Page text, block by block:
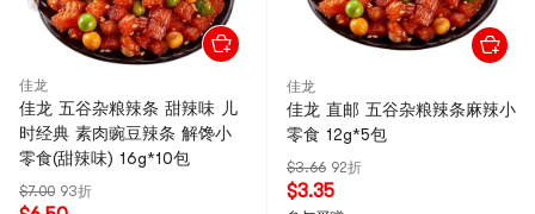
佳龙
佳龙 五谷杂粮辣条 甜辣味 儿
时经典 素肉豌豆辣条 解馋小
零食(甜辣味) 16g*10包
$7.00 93折
佳龙
佳龙 直邮 五谷杂粮辣条麻辣小
零食 12g*5包
$3.66 92折
$3.35